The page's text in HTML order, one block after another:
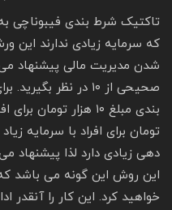
تاکتیک شرط بندی فیبوناچی
که سرمایه زیادی ندارند این
شدن مدیریت مالی پیشنهاد
صحیحی از ۱۰ در نظر
تومان برای افراد با سرمایه
دهی زیادی دارد لذا پیشنهاد
این روش این گونه می باشد